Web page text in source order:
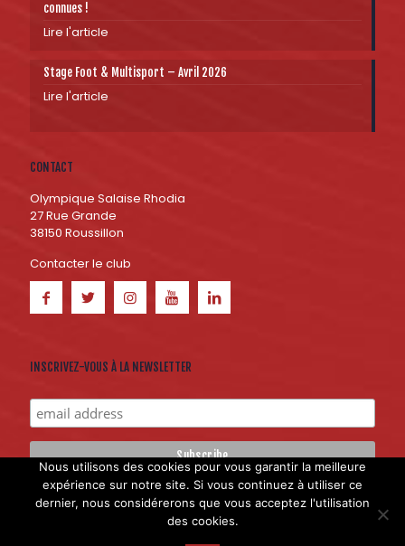
connues !
Lire l'article
Stage Foot & Multisport – Avril 2026
Lire l'article
CONTACT
Olympique Salaise Rhodia
27 Rue Grande
38150 Roussillon
Contacter le club
INSCRIVEZ-VOUS À LA NEWSLETTER
Création du site internet : Hokana Communication et
Nous utilisons des cookies pour vous garantir la meilleure
expérience sur notre site. Si vous continuez à utiliser ce
dernier, nous considérerons que vous acceptez l'utilisation
des cookies.